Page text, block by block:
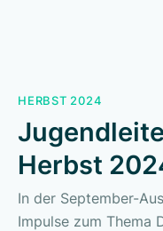
HERBST 2024
Herbst
In der September-
Impulse zum Thema